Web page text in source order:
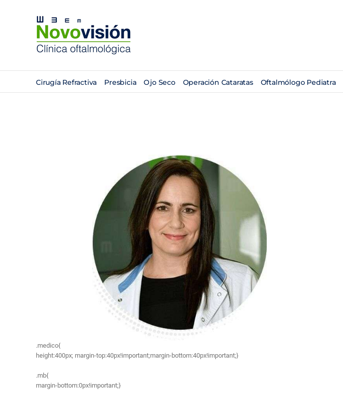
Cirugía Refractiva Presbicia Ojo Seco Operación Cataratas Oftalmólogo Pediatra
.medico{
height:400px; margin-top:40px!important;margin-bottom:40px!important;}
.mb{
margin-bottom:0px!important;}